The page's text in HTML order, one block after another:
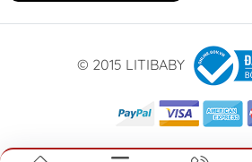
© 2015 LITIBABY